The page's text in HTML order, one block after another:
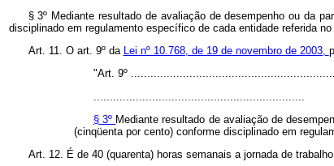
§ 3º Mediante resultado de avaliação de desempenho ou da
disciplinado em regulamento específico de cada entidade referida no
Art. 11. O art. 9º da
Lei nº 10.768, de 19 de novembro de 2003,
"Art. 9º
§ 3º Mediante resultado de avaliação de
(cinqüenta por cento) conforme disciplinado em
Art. 12. É de 40 (quarenta) horas semanais a jornada de